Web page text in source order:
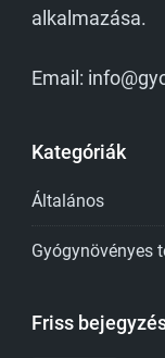
alkalmazása.
Email:
Kategóriák
Általános
Gyógynövényes
Friss